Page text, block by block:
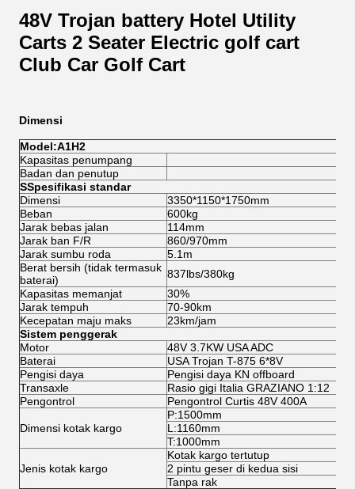
48V Trojan battery Hotel Utility
Carts 2 Seater Electric golf cart
Club Car Golf Cart
Dimensi
Model:A1H2
Kapasitas penumpang
Badan dan penutup
SSpesifikasi standar
Dimensi
3350*1150*1750mm
Beban
600kg
Jarak bebas jalan
114mm
Jarak ban F/R
860/970mm
Jarak sumbu roda
5.1m
Berat bersih (tidak termasuk
baterai)
837lbs/380kg
Kapasitas memanjat
30%
Jarak tempuh
70-90km
Kecepatan maju maks
23km/jam
Sistem penggerak
Motor
48V 3.7KW USA ADC
Baterai
USA Trojan T-875 6*8V
Pengisi daya
Pengisi daya KN offboard
Transaxle
Rasio gigi Italia GRAZIANO 1:12
Pengontrol
Pengontrol Curtis 48V 400A
Dimensi kotak kargo
P:1500mm
L:1160mm
T:1000mm
Jenis kotak kargo
Kotak kargo tertutup
2 pintu geser di kedua sisi
Tanpa rak